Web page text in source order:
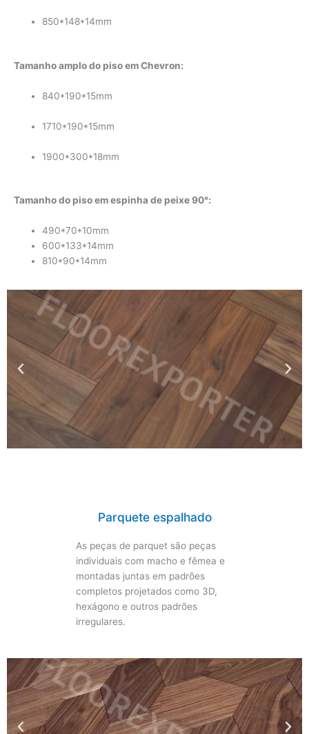
850*148*14mm
Tamanho amplo do piso em Chevron:
840*190*15mm
1710*190*15mm
1900*300*18mm
Tamanho do piso em espinha de peixe 90°:
490*70*10mm
600*133*14mm
810*90*14mm
Parquete espalhado
As peças de parquet são peças
individuais com macho e fêmea e
montadas juntas em padrões
completos projetados como 3D,
hexágono e outros padrões
irregulares.